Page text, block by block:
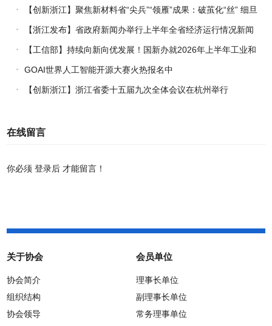
义乌发展》热播上线
【创新浙江】聚焦新材料省“尖兵”“领雁”成果：破茧化“丝” 细旦
PPS纤维的国产突围战
【浙江发布】省政府新闻办举行上半年全省经济运行情况新闻
发布会【工信部】持续向新向优发展！国新办就2026年上半年工业和
信息化发展情况举行新闻发布会
GOAI世界人工智能开源大赛火热报名中
【创新浙江】浙江省委十五届九次全体会议在杭州举行
在线留言
你必须登录后 才能留言！
关于协会
协会简介
组织结构
协会领导
会员单位
理事长单位
副理事长单位
常务理事单位